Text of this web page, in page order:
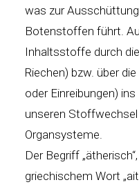
was zur
Botenstoffen führt.
Inhaltsstoffe durch
Riechen) bzw. über
oder Einreibungen)
unseren
Organsysteme.
Der Begriff
griechischem Wort